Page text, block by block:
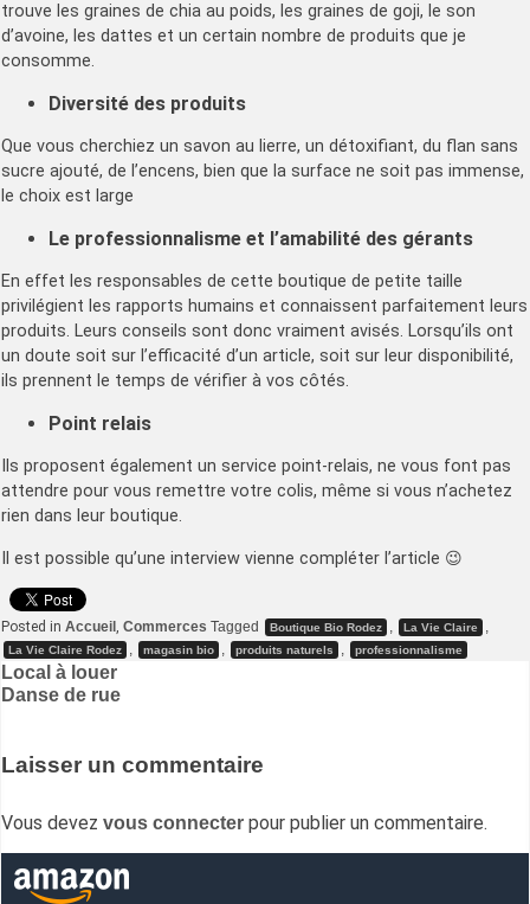
trouve les graines de chia au poids, les graines de goji, le son
d’avoine, les dattes et un certain nombre de produits que je
consomme.
Diversité des produits
Que vous cherchiez un savon au lierre, un détoxifiant, du flan sans
sucre ajouté, de l’encens, bien que la surface ne soit pas immense,
le choix est large
Le professionnalisme et l’amabilité des gérants
En effet les responsables de cette boutique de petite taille
privilégient les rapports humains et connaissent parfaitement leurs
produits. Leurs conseils sont donc vraiment avisés. Lorsqu’ils ont
un doute soit sur l’efficacité d’un article, soit sur leur disponibilité,
ils prennent le temps de vérifier à vos côtés.
Point relais
Ils proposent également un service point-relais, ne vous font pas
attendre pour vous remettre votre colis, même si vous n’achetez
rien dans leur boutique.
Il est possible qu’une interview vienne compléter l’article 😉
Posted in Accueil , Commerces Tagged Boutique Bio Rodez , La Vie Claire ,
La Vie Claire Rodez , magasin bio , produits naturels , professionnalisme
Navigation
de
Local à louer
Danse de rue
Laisser un commentaire
Vous devez vous connecter pour publier un commentaire.